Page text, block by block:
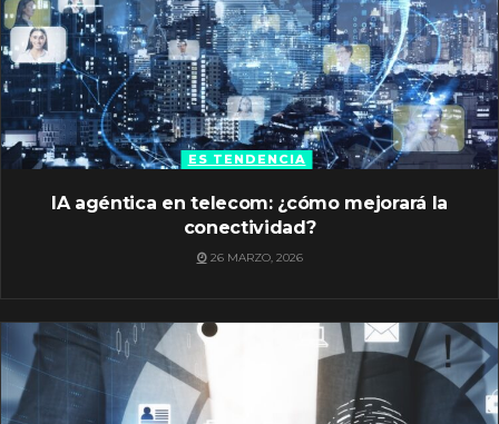
ES TENDENCIA
IA agéntica en telecom: ¿cómo mejorará la
conectividad?
26 MARZO, 2026